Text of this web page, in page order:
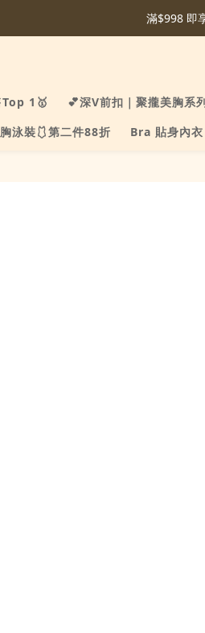
滿$998 即
1🥇 💕深V前扣｜聚攏美胸系
泳裝🩱第二件88折
Bra 貼身內衣